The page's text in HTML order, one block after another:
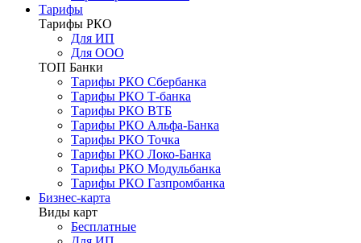
Тарифы
Тарифы РКО
Для ИП
Для ООО
ТОП Банки
Тарифы РКО Сбербанка
Тарифы РКО Т-банка
Тарифы РКО ВТБ
Тарифы РКО Альфа-Банка
Тарифы РКО Точка
Тарифы РКО Локо-Банка
Тарифы РКО Модульбанка
Тарифы РКО Газпромбанка
Бизнес-карта
Виды карт
Бесплатные